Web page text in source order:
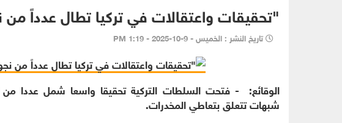
"تحقيقات واعتقالات في تركيا تطال عدداً
تاريخ النشر : الخميس - 9-10-2025 - 1:19 PM
الوقائع: - فتحت السلطات التركية تحقيقا واسعا شمل عددا من
شبهات تتعلق بتعاطي المخدرات.